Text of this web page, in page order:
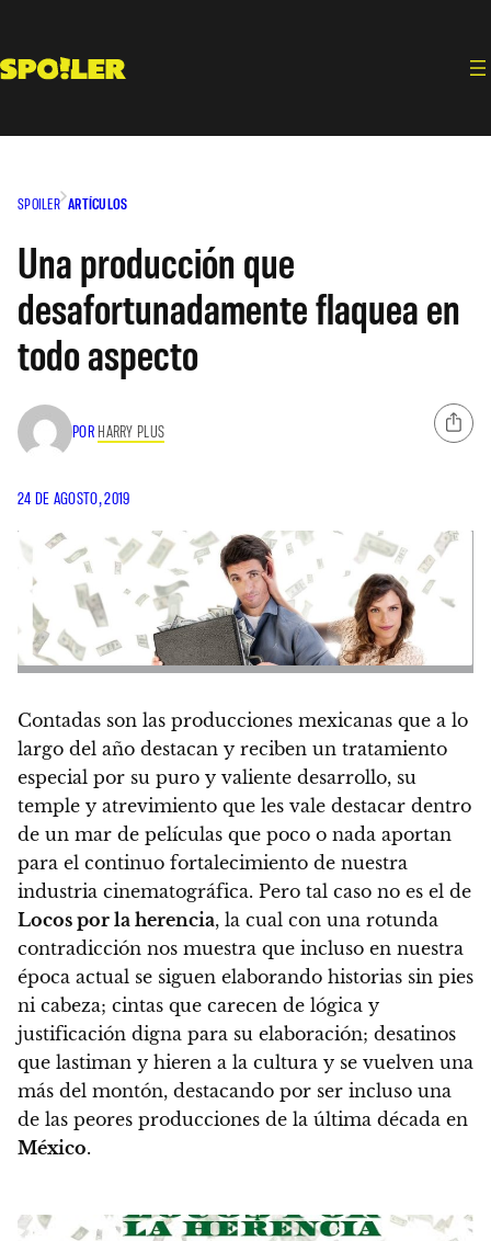
contenido
SPOILER ARTÍCULOS
Una producción que
desafortunadamente flaquea en
todo aspecto
POR HARRY PLUS
24 DE AGOSTO, 2019
Contadas son las producciones mexicanas que a lo
largo del año destacan y reciben un tratamiento
especial por su puro y valiente desarrollo, su
temple y atrevimiento que les vale destacar dentro
de un mar de películas que poco o nada aportan
para el continuo fortalecimiento de nuestra
industria cinematográfica. Pero tal caso no es el de
Locos por la herencia, la cual con una rotunda
contradicción nos muestra que incluso en nuestra
época actual se siguen elaborando historias sin pies
ni cabeza; cintas que carecen de lógica y
justificación digna para su elaboración; desatinos
que lastiman y hieren a la cultura y se vuelven una
más del montón, destacando por ser incluso una
de las peores producciones de la última década en
México.